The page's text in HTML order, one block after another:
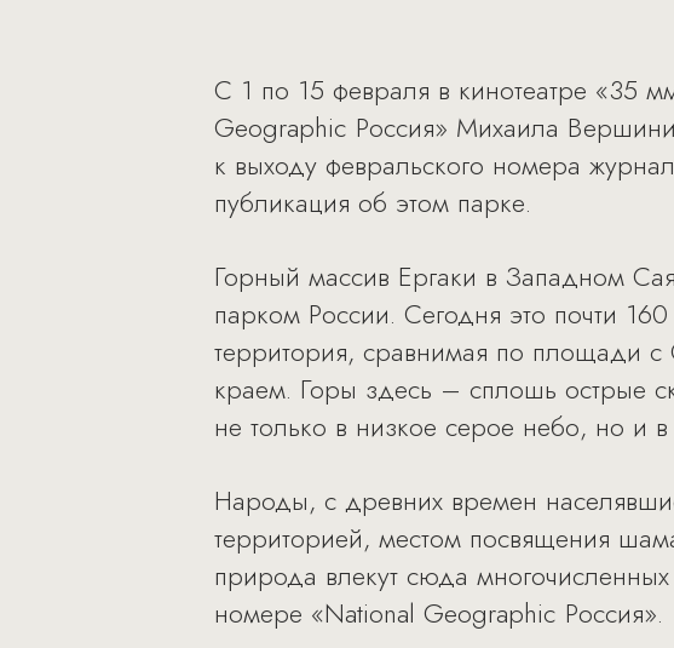
С 1 по 15 февраля в кинотеатре «35
Geographic Россия» Михаила
к выходу февральского номера
публикация об этом парке.
Горный массив Ергаки в Западном
парком России. Сегодня это почти
территория, сравнимая по площади с
краем. Горы здесь – сплошь острые
не только в низкое серое небо, но и
Народы, с древних времен
территорией, местом посвящения
природа влекут сюда
номере «National Geographic Россия».